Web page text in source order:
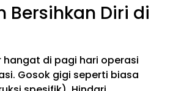
Bersihkan Diri di
hangat di pagi hari operasi
Gosok gigi seperti biasa